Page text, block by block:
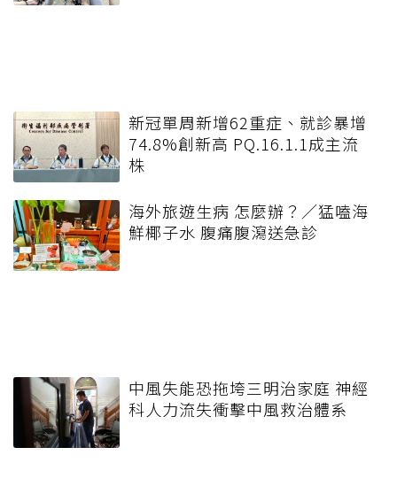
新冠單周新增62重症、就診暴增
74.8%創新高 PQ.16.1.1成主流
株
海外旅遊生病 怎麼辦？／猛嗑海
鮮椰子水 腹痛腹瀉送急診
中風失能恐拖垮三明治家庭 神經
科人力流失衝擊中風救治體系